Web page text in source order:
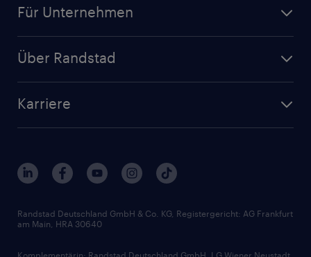
Initiativbewerbung
Randstad Akademie
Für Unternehmen
Branchen
Über Randstad
Interne Karriere
FAQ - Bewerber / Kunden
Zertifikate und Auszeichnungen
Karriere
Berufsprofile
Gehaltsthemen
Bewerbungsratgeber
Randstad Deutschland GmbH & Co. KG, Registergericht: AG Frankfurt
am Main, HRA 30640
Komplementärin: Randstad Deutschland GmbH, LG Wiener Neustadt,